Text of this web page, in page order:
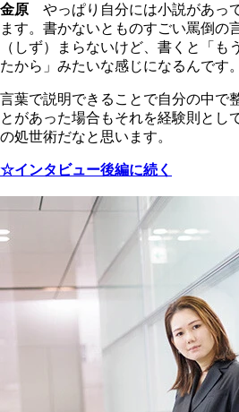
金原 やっぱり自分には小説があっ
ます。書かないとものすごい罵倒の
（しず）まらないけど、書くと「も
たから」みたいな感じになるんです。
言葉で説明できることで自分の中で
とがあった場合もそれを経験則とし
の処世術だなと思います。
☆インタビュー後編に続く